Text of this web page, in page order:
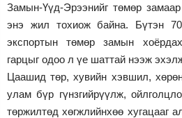
Замын-Үүд-Эрээнийг төмөр
энэ жил тохиож байна. Бүтэн
экспортын төмөр замын
гарцыг одоо л үе шаттай нээж
Цаашид төр, хувийн хэвшил,
улам бүр гүнзгийрүүлж,
төржилтөд хөгжлийнхөө хугацааг